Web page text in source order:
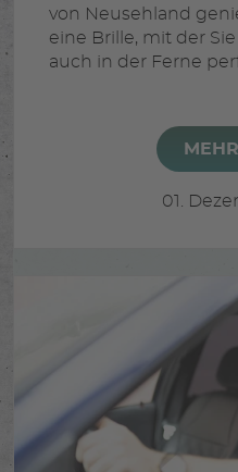
von Neusehland
eine Brille, mit der
auch in der Ferne
01.